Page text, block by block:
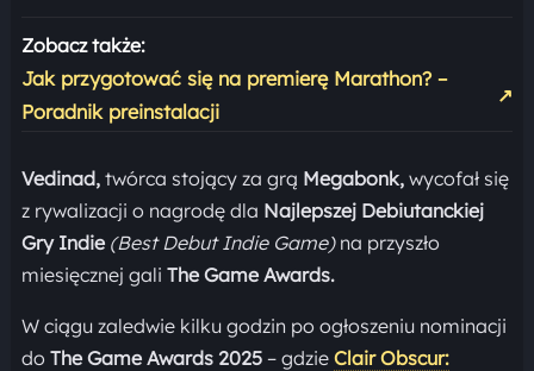
Zobacz także:
Jak przygotować się na premierę Marathon? –
Poradnik preinstalacji
↗
Vedinad,twórca stojący za grą Megabonk,wycofał się
z rywalizacji o nagrodę dla Najlepszej Debiutanckiej
Gry Indie (Best Debut Indie Game) na przyszło
miesięcznej gali The Game Awards.
W ciągu zaledwie kilku godzin po ogłoszeniu nominacji
do The Game Awards 2025– gdzie Clair Obscur: